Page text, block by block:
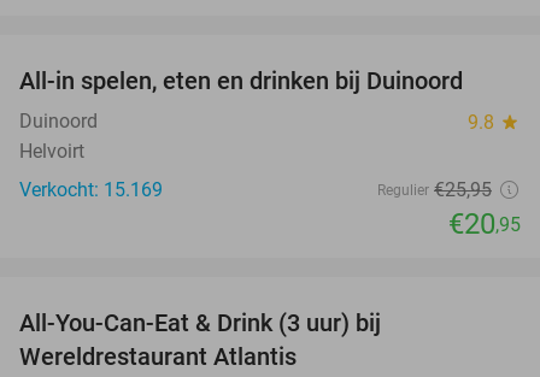
All-in spelen, eten en drinken bij Duinoord
Duinoord 9.8 star
Helvoirt
Verkocht: 15.169
Regulier €25,95
€20,95
All-You-Can-Eat & Drink (3 uur) bij
Wereldrestaurant Atlantis